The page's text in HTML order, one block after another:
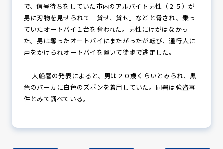
防犯セミナー
防犯対策情報
防犯協力会について
で、信号待ちをしていた市内のアルバイト男性（２５）が
男に刃物を見せられて「貸せ、貸せ」などと脅され、乗っ
ていたオートバイ１台を奪われた。男性にけがはなかっ
た。男は奪ったオートバイにまたがったが転び、通行人に
声をかけられオートバイを置いて徒歩で逃走した。
大船署の発表によると、男は２０歳くらいとみられ、黒
色のパーカに白色のズボンを着用していた。同署は強盗事
件とみて調べている。